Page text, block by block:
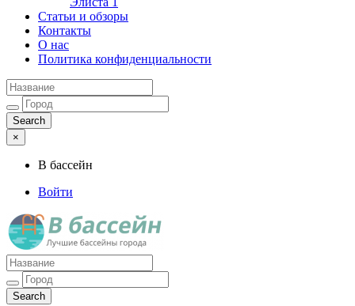
Статьи и обзоры
Контакты
О нас
Политика конфиденциальности
×
В бассейн
Войти
Лучшие бассейны города